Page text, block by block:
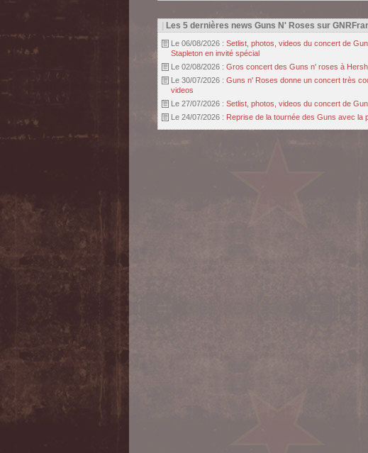
Les 5 dernières news Guns N' Roses sur
Le 06/08/2026 : Setlist, photos, videos du concert de
Stapleton en invité spécial
Le 02/08/2026 : Gros concert des Guns n' roses à
Le 30/07/2026 : Guns n' Roses donne un concert très
videos
Le 27/07/2026 : Setlist, photos, videos du concert de
Le 24/07/2026 : Reprise de la tournée des Guns avec la